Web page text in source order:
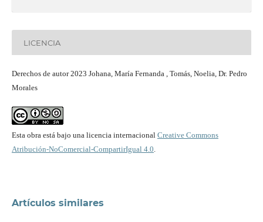
LICENCIA
Derechos de autor 2023 Johana, María Fernanda , Tomás, Noelia, Dr. Pedro
Morales
Esta obra está bajo una licencia internacional Creative Commons
Atribución-NoComercial-CompartirIgual 4.0.
Artículos similares